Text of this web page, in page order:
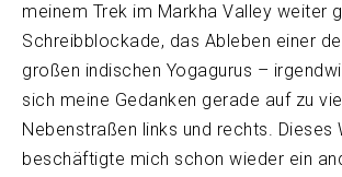
meinem Trek im Markha Valley weiter
Schreibblockade, das Ableben einer
großen indischen Yogagurus –
sich meine Gedanken gerade auf zu
Nebenstraßen links und rechts. Dieses
beschäftigte mich schon wieder ein